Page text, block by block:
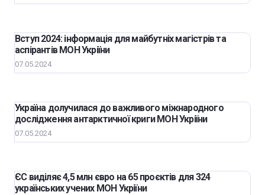
Вступ 2024: інформація для майбутніх магістрів та
аспірантів МОН Укріїни
07.05.2024
Україна долучилася до важливого міжнародного
дослідження антарктичної криги МОН Укріїни
07.05.2024
ЄС виділяє 4,5 млн євро на 65 проєктів для 324
українських учених МОН Укріїни